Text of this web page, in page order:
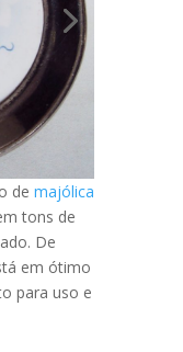
de majólica
tons de
De
em ótimo
para uso e